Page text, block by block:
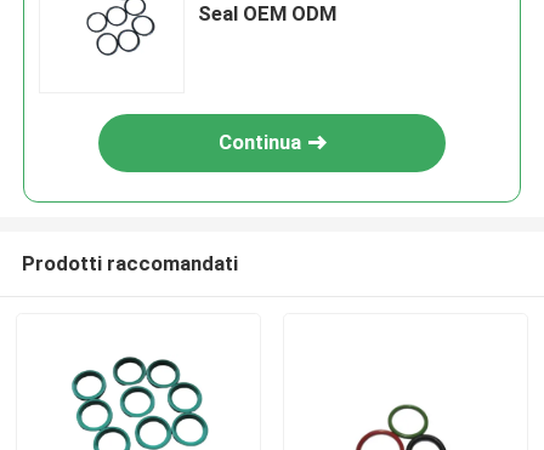
Seal OEM ODM
Continua
Prodotti raccomandati